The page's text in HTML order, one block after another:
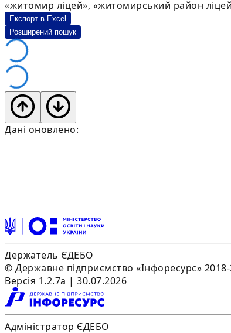
«житомир ліцей», «житомирський район
Експорт в Excel
Розширений пошук
Дані оновлено:
Держатель ЄДЕБО
© Державне підприємство «Інфоресурс»
Версія 1.2.7a | 30.07.2026
Адміністратор ЄДЕБО